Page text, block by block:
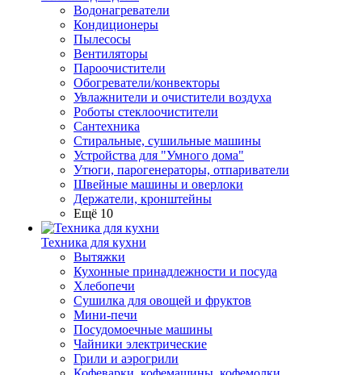
Водонагреватели
Кондиционеры
Пылесосы
Вентиляторы
Пароочистители
Обогреватели/конвекторы
Увлажнители и очистители воздуха
Роботы стеклоочистители
Сантехника
Стиральные, сушильные машины
Устройства для "Умного дома"
Утюги, парогенераторы, отпариватели
Швейные машины и оверлоки
Держатели, кронштейны
Ещё 10
Техника для кухни
Вытяжки
Кухонные принадлежности и посуда
Хлебопечи
Сушилка для овощей и фруктов
Мини-печи
Посудомоечные машины
Чайники электрические
Грили и аэрогрили